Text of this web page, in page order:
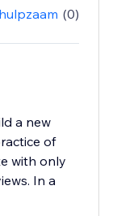
(0)
a new
of
with only
In a